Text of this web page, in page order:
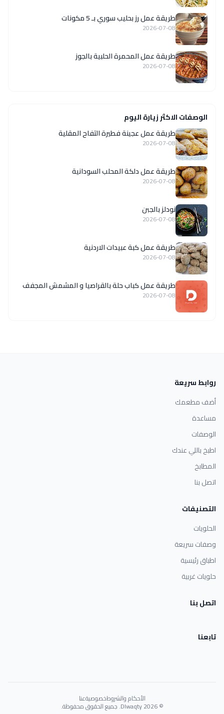
طريقة عمل رز بحليب سوري بـ 5 مكونات
2026-07-08
طريقة عمل المحمرة الحلبية بالجوز
2026-07-08
الوصفات الاكثر زيارة اليوم
طريقة عمل عجينة فطيرة التفاح المقلية
2026-07-08
طريقة عمل دلكة المحلب السودانية
2026-07-08
نودلز بالجبن
2026-07-08
طريقة عمل كبة عبيدات الاردنية
2026-07-08
طريقة عمل كباب حلة بالقراصيا و المشمش المجفف
2026-07-08
روابط سريعة
أضف مطعمك
مساعدة
الوصفات
اطبخ باللي عندك
المطابخ
اتصل بنا
التصنيفات
الحلويات
وصفات سريعة
اطباق رئيسية
حلويات غربية
اتصل بنا
تابعنا
الأحكام والشروطخصوصيةعنا
© 2026 Dlwaqty. جميع الحقوق محفوظة.